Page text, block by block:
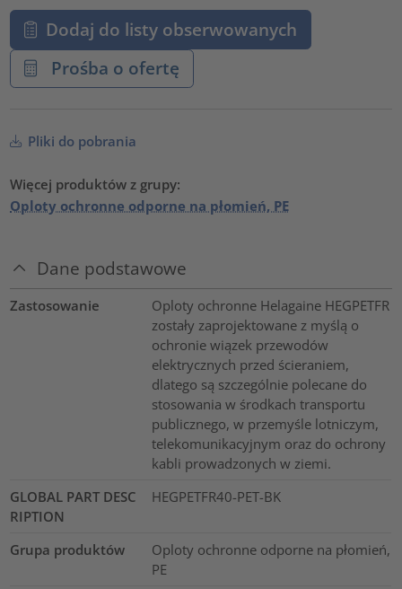
Dodaj do listy obserwowanych
Prośba o ofertę
Pliki do pobrania
Więcej produktów z grupy:
Oploty ochronne odporne na płomień, PE
Dane podstawowe
Zastosowanie
Oploty ochronne Helagaine HEGPETFR
zostały zaprojektowane z myślą o
ochronie wiązek przewodów
elektrycznych przed ścieraniem,
dlatego są szczególnie polecane do
stosowania w środkach transportu
publicznego, w przemyśle lotniczym,
telekomunikacyjnym oraz do ochrony
kabli prowadzonych w ziemi.
GLOBAL PART DESC
RIPTION
HEGPETFR40-PET-BK
Grupa produktów
Oploty ochronne odporne na płomień,
PE